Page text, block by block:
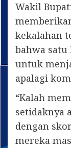
Wakil
kekalahan
bahwa
untuk
apalagi
“Kalah
setidaknya
dengan
mereka